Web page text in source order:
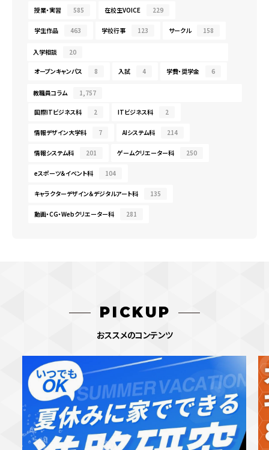
授業・実習 585 在校生VOICE 229
学生作品 463 学校行事 123 サークル 158
入学相談 20
オープンキャンパス 8 入試 4 学費・奨学金 6
教職員コラム 1,757
国際ITビジネス科 2 ITビジネス科 2
情報デザイン大学科 7 AIシステム科 214
情報システム科 201 ゲームクリエーター科 250
eスポーツ＆イベント科 104
キャラクターデザイン＆デジタルアート科 135
動画・CG・Webクリエーター科 281
PICKUP
おススメのコンテンツ